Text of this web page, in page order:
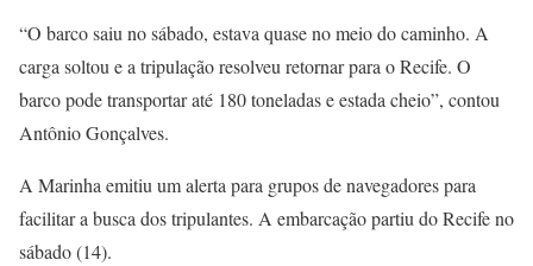
“O barco saiu no sábado, estava quase no meio do caminho. A
carga soltou e a tripulação resolveu retornar para o Recife. O
barco pode transportar até 180 toneladas e estada cheio”, contou
Antônio Gonçalves.
A Marinha emitiu um alerta para grupos de navegadores para
facilitar a busca dos tripulantes. A embarcação partiu do Recife no
sábado (14).